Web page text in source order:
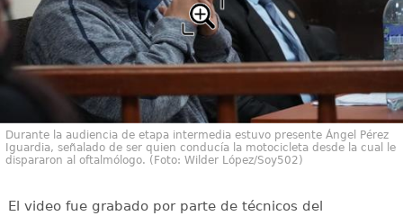
Durante la audiencia de etapa intermedia estuvo presente Ángel Pérez
Iguardia, señalado de ser quien conducía la motocicleta desde la cual le
dispararon al oftalmólogo. (Foto: Wilder López/Soy502)
El video fue grabado por parte de técnicos del